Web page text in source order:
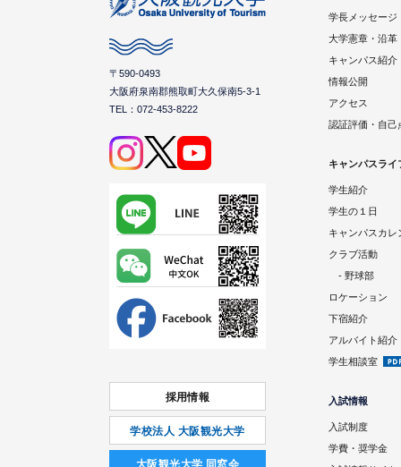
〒590-0493
大阪府泉南郡熊取町大久保南5-3-1
TEL：072-453-8222
学長メッセージ
大学憲章・沿革
キャンパス紹介
情報公開
アクセス
認証評価・自己
キャンパスライ
学生紹介
学生の１日
キャンパスカレ
クラブ活動
- 野球部
ロケーション
下宿紹介
アルバイト紹介
学生相談室
入試情報
入試制度
学費・奨学金
採用情報
学校法人 大阪観光大学
⼤阪観光⼤学 同窓会